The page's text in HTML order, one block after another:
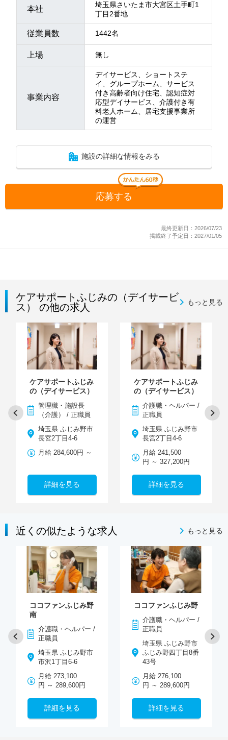
本社
埼玉県さいたま市大宮区土手町1
丁目2番地
従業員数 1442名
上場 無し
事業内容
デイサービス、ショートステ
イ、グループホーム、サービス
付き高齢者向け住宅、認知症対
応型デイサービス、介護付き有
料老人ホーム、居宅支援事業所
の運営
施設の詳細な情報をみる
応募する
最終更新日：2026/07/23
掲載終了予定日：2027/01/05
ケアサポートふじみの（デイサービ
ス） の他の求人
もっと見る
ケアサポートふじみ
の（デイサービス）
管理職・施設長
（介護） / 正職員
埼玉県 ふじみ野市
長宮2丁目4-6
月給 284,600円 ～
詳細を見る
ケアサポートふじみ
の（デイサービス）
介護職・ヘルパー /
正職員
埼玉県 ふじみ野市
長宮2丁目4-6
月給 241,500
円 ～ 327,200円
詳細を見る
近くの似たような求人 もっと見る
ココファンふじみ野
南
介護職・ヘルパー /
正職員
埼玉県 ふじみ野市
市沢1丁目6-6
月給 273,100
円 ～ 289,600円
詳細を見る
ココファンふじみ野
介護職・ヘルパー /
正職員
埼玉県 ふじみ野市
ふじみ野四丁目8番
43号
月給 276,100
円 ～ 289,600円
詳細を見る